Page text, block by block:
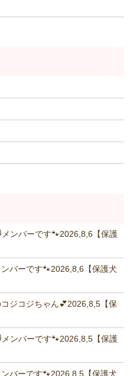
ンバーです🐾2026,8,6【保護
バーです🐾2026,8,6【保護犬
ジコジちゃん💕2026,8,5【保
ンバーです🐾2026,8,5【保護
バーです🐾2026,8,5【保護犬